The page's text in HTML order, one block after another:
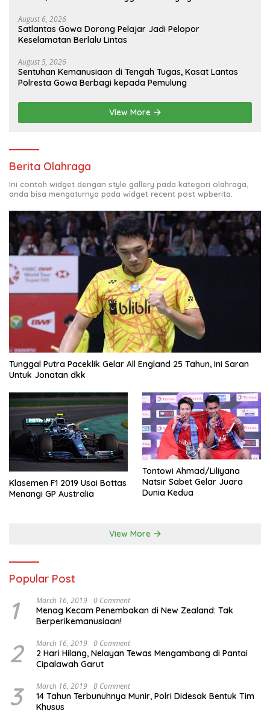
August 6, 2026
Satlantas Gowa Dorong Pelajar Jadi Pelopor
Keselamatan Berlalu Lintas
August 5, 2026
Sentuhan Kemanusiaan di Tengah Tugas, Kasat Lantas
Polresta Gowa Berbagi kepada Pemulung
View More
Berita Olahraga
Ini contoh widget dengan style gallery pada kategori olahraga,
anda bisa mengaturnya pada widget recent post wpberita.
Tunggal Putra Paceklik Gelar All England 25 Tahun, Ini Saran
Untuk Jonatan dkk
Klasemen F1 2019 Usai Bottas
Menangi GP Australia
Tontowi Ahmad/Liliyana
Natsir Sabet Gelar Juara
Dunia Kedua
View More
Popular Post
1 March 16, 2019 0 Comment
Menag Kecam Penembakan di New Zealand: Tak
Berperikemanusiaan!
2 March 16, 2019 0 Comment
2 Hari Hilang, Nelayan Tewas Mengambang di Pantai
Cipalawah Garut
3 March 16, 2019 0 Comment
14 Tahun Terbunuhnya Munir, Polri Didesak Bentuk Tim
Khusus